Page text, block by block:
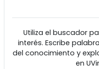
Utiliza el buscador
interés. Escribe
del conocimiento y
en